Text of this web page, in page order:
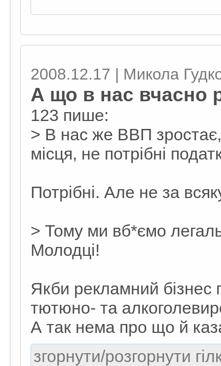
2008.12.17 | Микола
А що в нас вчасно
123 пише:
> В нас же ВВП зростає,
місця, не потрібні
Потрібні. Але не за
> Тому ми вб*ємо
Молодці!
Якби рекламний бізнес
тютюно- та
А так нема про що й
згорнути/розгорнути